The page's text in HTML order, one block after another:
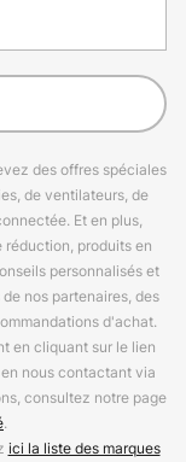
des offres spéciales
de ventilateurs, de
Et en plus,
produits en
personnalisés et
nos partenaires, des
d'achat.
en cliquant sur le lien
nous contactant via
consultez notre page
.
ici la liste des marques